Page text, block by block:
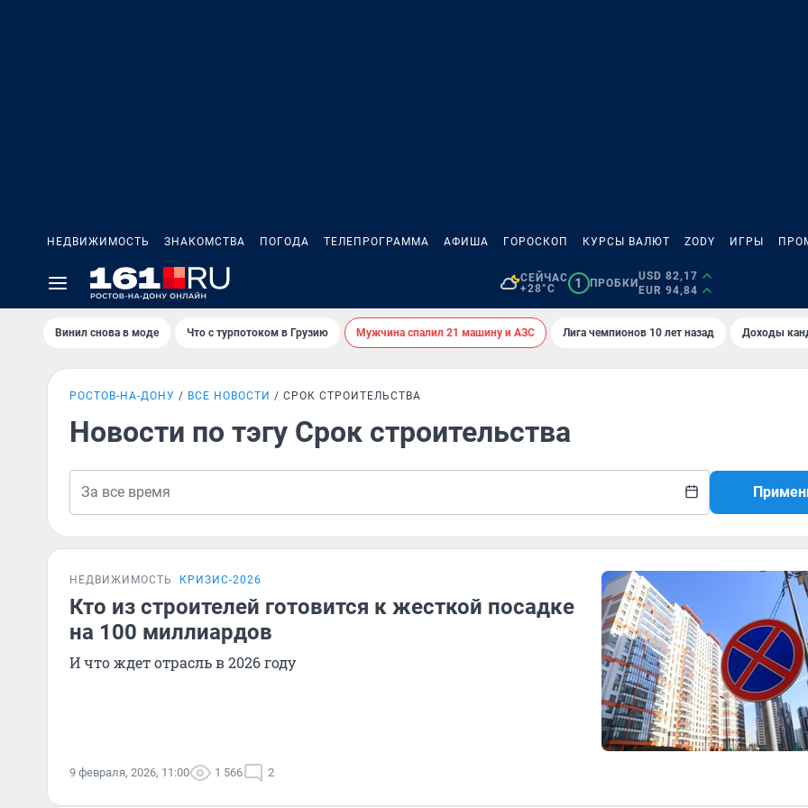
НЕДВИЖИМОСТЬ ЗНАКОМСТВА ПОГОДА ТЕЛЕПРОГРАММА АФИША ГОРОСКОП КУРСЫ ВАЛЮТ ZODY ИГРЫ
СЕЙЧАС
+28°C
1 ПРОБКИ
USD 82,17
EUR 94,84
Винил снова в моде Что с турпотоком в Грузию Мужчина спалил 21 машину и АЗС Лига чемпионов 10 лет назад Доходы
РОСТОВ-НА-ДОНУ ВСЕ НОВОСТИ СРОК СТРОИТЕЛЬСТВА
Новости по тэгу Срок строительства
НЕДВИЖИМОСТЬ КРИЗИС-2026
Кто из строителей готовится к жесткой посадке
на 100 миллиардов
И что ждет отрасль в 2026 году
9 февраля, 2026, 11:00 1 566 2